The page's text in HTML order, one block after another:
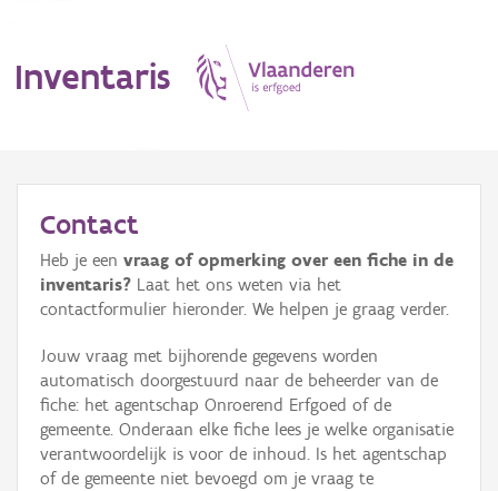
Inventaris
Erfgoedobject
Aanduidingsobject
Waarneming
Thema
Gebeurtenis
Contact
Heb je een vraag of opmerking over een fiche in de
inventaris? Laat het ons weten via het
contactformulier hieronder. We helpen je graag verder.
Jouw vraag met bijhorende gegevens worden
automatisch doorgestuurd naar de beheerder van de
fiche: het agentschap Onroerend Erfgoed of de
gemeente. Onderaan elke fiche lees je welke organisatie
verantwoordelijk is voor de inhoud. Is het agentschap
of de gemeente niet bevoegd om je vraag te